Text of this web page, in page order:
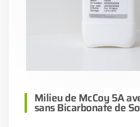
Milieu de McCoy 5A
sans Bicarbonate de